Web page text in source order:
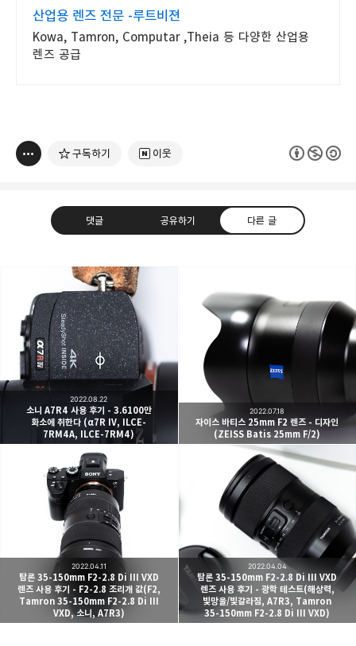
산업용 렌즈 전문 -루트비젼
Kowa, Tamron, Computar ,Theia 등 다양한 산업용
렌즈 공급
구독하기 이웃
댓글 공유하기 다른 글
빛으로 쓴 편지
취미분야 크리에이터
여행하고 사진을 찍습니다. 생각을 덧붙입니다.
구독하기
구독하기 카카오톡 라인 트위터
네이버 블로그
소니 A7R4 사용 후기 - 3.6100만
화소에 취한다 (α7R IV, ILCE-
7RM4A, ILCE-7RM4)
2022.08.22
자이스 바티스 25mm F2 렌즈 - 디자인
(ZEISS Batis 25mm F/2)
2022.07.18
탐론 35-150mm F2-2.8 Di III VXD
렌즈 사용 후기 - F2-2.8 조리개 값(F2,
Tamron 35-150mm F2-2.8 Di III
VXD, 소니, A7R3)
2022.04.11
탐론 35-150mm F2-2.8 Di III VXD
렌즈 사용 후기 - 광학 테스트(해상력,
빛망울/빛갈라짐, A7R3, Tamron
35-150mm F2-2.8 Di III VXD)
2022.04.04